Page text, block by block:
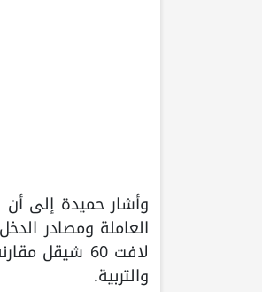
العاملة ومصادر
والتربية.